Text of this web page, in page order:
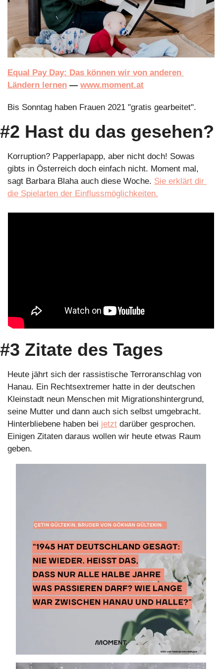
Equal Pay Day: Das können wir von anderen
Ländern lernen — www.moment.at
Bis Sonntag haben Frauen 2021 "gratis gearbeitet".
#2 Hast du das gesehen?
Korruption? Papperlapapp, aber nicht doch! Sowas
gibts in Österreich doch einfach nicht. Moment mal,
sagt Barbara Blaha auch diese Woche. Sie erklärt dir
die Spielarten der Einflussmöglichkeiten.
#3 Zitate des Tages
Heute jährt sich der rassistische Terroranschlag von
Hanau. Ein Rechtsextremer hatte in der deutschen
Kleinstadt neun Menschen mit Migrationshintergrund,
seine Mutter und dann auch sich selbst umgebracht.
Hinterbliebene haben bei jetzt darüber gesprochen.
Einigen Zitaten daraus wollen wir heute etwas Raum
geben.